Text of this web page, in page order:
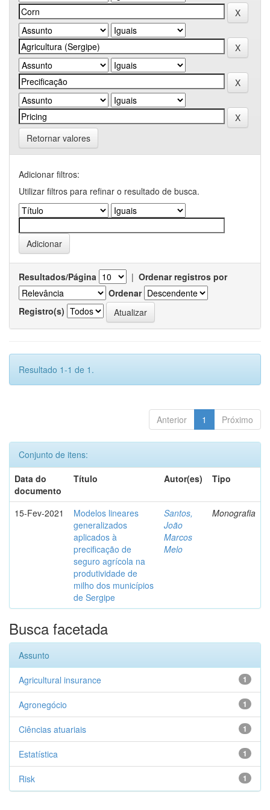
Retornar valores
Adicionar filtros:
Utilizar filtros para refinar o resultado de busca.
Resultados/Página | Ordenar registros por
Ordenar
Registro(s)
Resultado 1-1 de 1.
Anterior 1 Próximo
Conjunto de itens:
Data do
documento
Título Autor(es) Tipo
15-Fev-2021
Modelos lineares
generalizados
aplicados à
precificação de
seguro agrícola na
produtividade de
milho dos municípios
de Sergipe
Santos,
João
Marcos
Melo
Monografia
Busca facetada
Assunto
1
Agricultural insurance
1
Agronegócio
1
Ciências atuariais
1
Estatística
1
Risk